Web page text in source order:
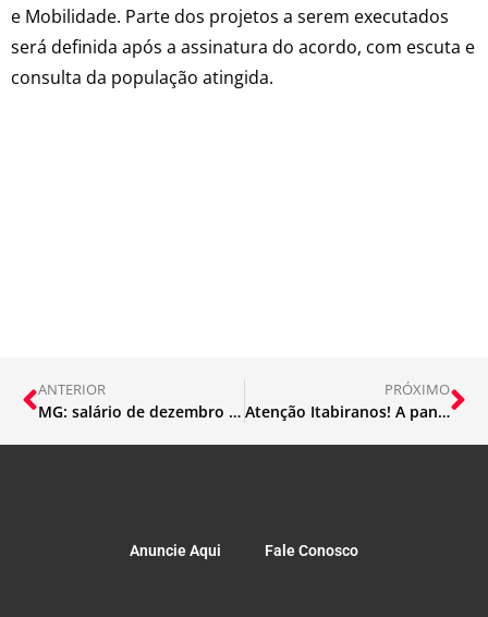
e Mobilidade. Parte dos projetos a serem executados
será definida após a assinatura do acordo, com escuta e
consulta da população atingida.
ANTERIOR
MG: salário de dezembro e parte do 13º dos servidores sai antes do Natal
PRÓXIMO
Atenção Itabiranos! A pandemia não acabou.
Anuncie Aqui Fale Conosco